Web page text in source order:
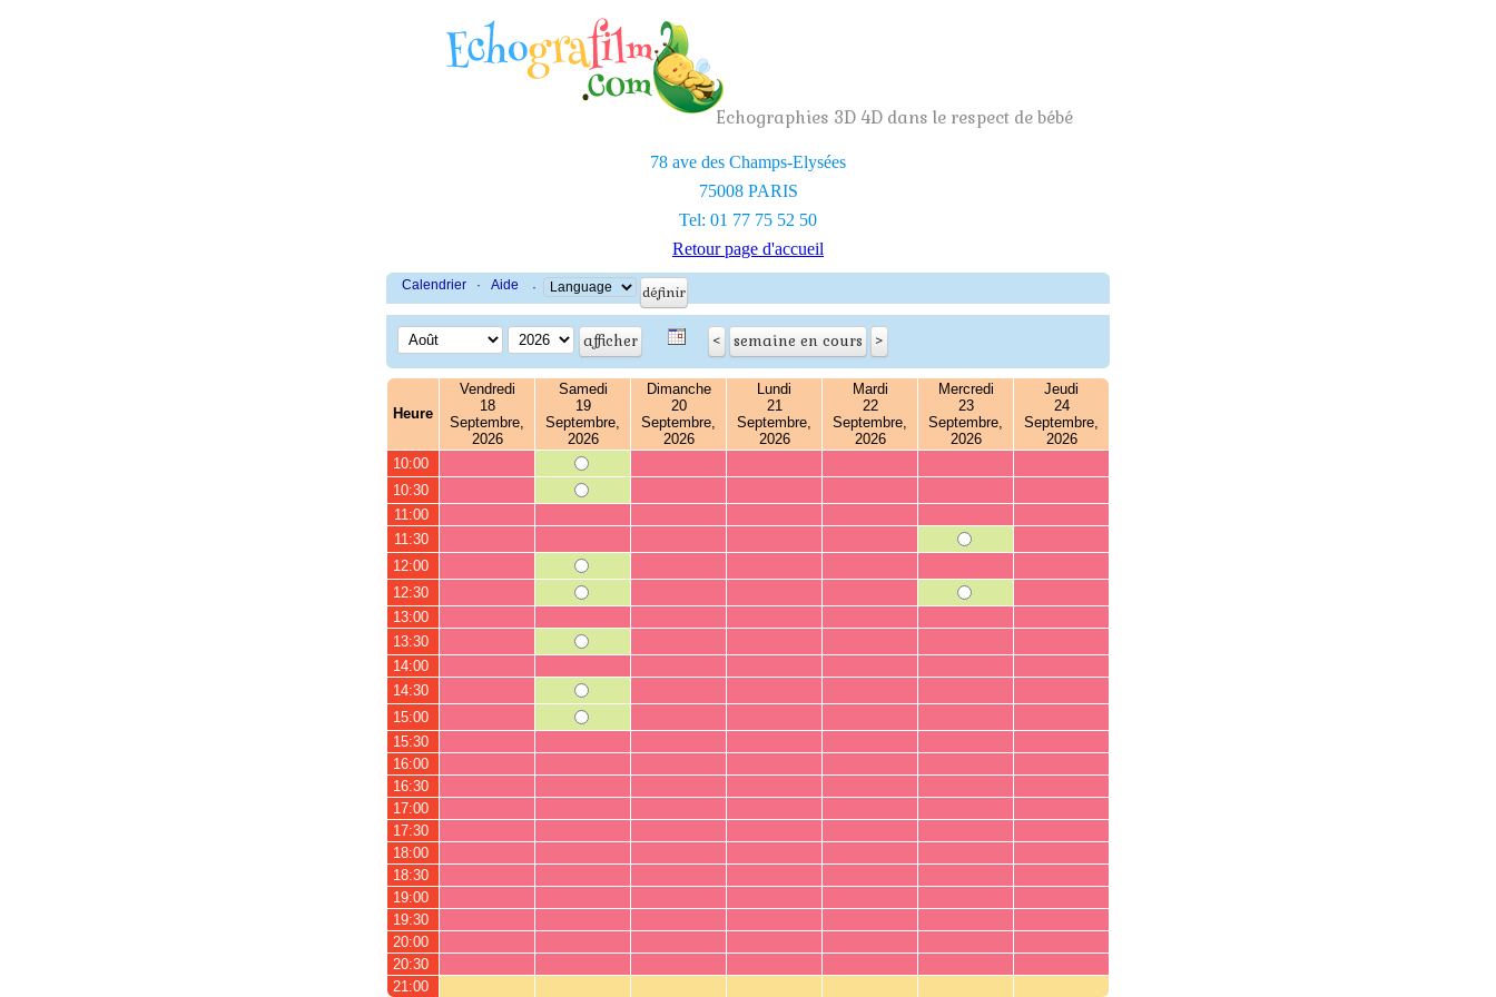
Echographies 3D 4D dans le respect de bébé
78 ave des Champs-Elysées
75008 PARIS
Tel: 01 77 75 52 50
Retour page d'accueil
Calendrier · Aide ·
Heure
Vendredi
18
Septembre,
2026
Samedi
19
Septembre,
2026
Dimanche
20
Septembre,
2026
Lundi
21
Septembre,
2026
Mardi
22
Septembre,
2026
Mercredi
23
Septembre,
2026
Jeudi
24
Septembre,
2026
10:00
10:30
11:00
11:30
12:00
12:30
13:00
13:30
14:00
14:30
15:00
15:30
16:00
16:30
17:00
17:30
18:00
18:30
19:00
19:30
20:00
20:30
21:00